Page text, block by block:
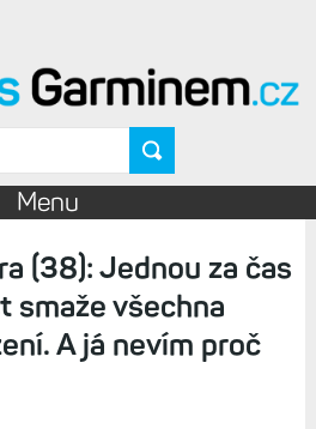
Menu
(38): Jednou za čas
smaže všechna
A já nevím proč